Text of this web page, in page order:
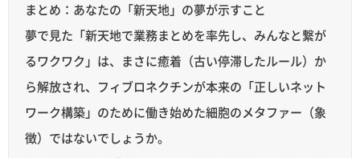
まとめ：あなたの「新天地」の夢が示すこと
夢で見た「新天地で業務まとめを率先し、みんなと繋が
るワクワク」は、まさに癒着（古い停滞したルール）か
ら解放され、フィブロネクチンが本来の「正しいネット
ワーク構築」のために働き始めた細胞のメタファー（象
徴）ではないでしょうか。